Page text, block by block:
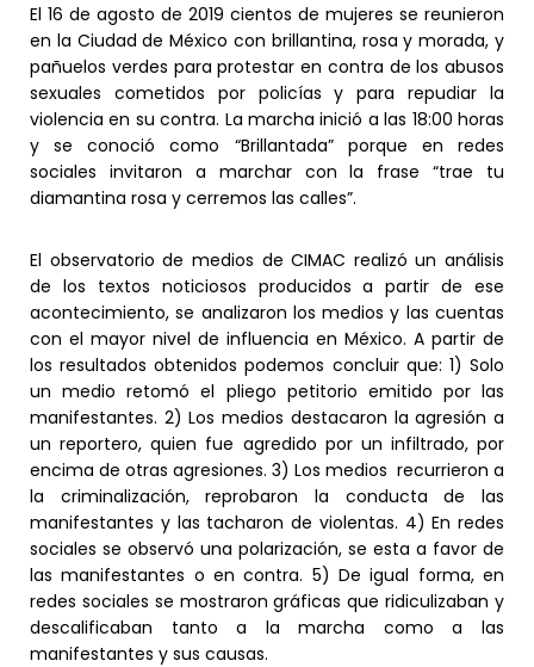
El 16 de agosto de 2019 cientos de mujeres se reunieron
en la Ciudad de México con brillantina, rosa y morada, y
pañuelos verdes para protestar en contra de los abusos
sexuales cometidos por policías y para repudiar la
violencia en su contra. La marcha inició a las 18:00 horas
y se conoció como “Brillantada” porque en redes
sociales invitaron a marchar con la frase “trae tu
diamantina rosa y cerremos las calles”.
El observatorio de medios de CIMAC realizó un análisis
de los textos noticiosos producidos a partir de ese
acontecimiento, se analizaron los medios y las cuentas
con el mayor nivel de influencia en México. A partir de
los resultados obtenidos podemos concluir que: 1) Solo
un medio retomó el pliego petitorio emitido por las
manifestantes. 2) Los medios destacaron la agresión a
un reportero, quien fue agredido por un infiltrado, por
encima de otras agresiones. 3) Los medios recurrieron a
la criminalización, reprobaron la conducta de las
manifestantes y las tacharon de violentas. 4) En redes
sociales se observó una polarización, se esta a favor de
las manifestantes o en contra. 5) De igual forma, en
redes sociales se mostraron gráficas que ridiculizaban y
descalificaban tanto a la marcha como a las
manifestantes y sus causas.